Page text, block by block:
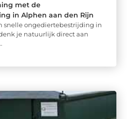
met de
in Alphen aan den Rijn
snelle ongediertebestrijding in
je natuurlijk direct aan